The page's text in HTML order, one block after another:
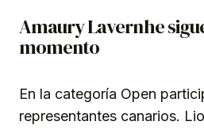
Amaury Lavernhe
momento
En la categoría Open
representantes canarios.